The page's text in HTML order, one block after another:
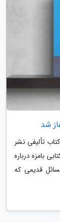
شد
تألیفی نشر
بامزه درباره
قدیمی که